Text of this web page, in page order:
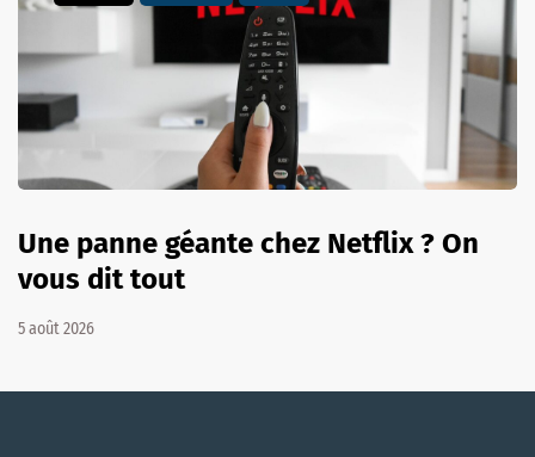
Une panne géante chez Netflix ? On
vous dit tout
5 août 2026